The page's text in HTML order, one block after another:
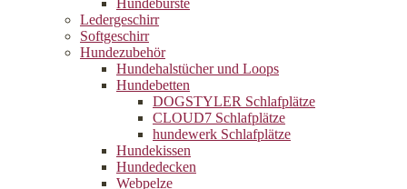
Hundebürste
Ledergeschirr
Softgeschirr
Hundezubehör
Hundehalstücher und Loops
Hundebetten
DOGSTYLER Schlafplätze
CLOUD7 Schlafplätze
hundewerk Schlafplätze
Hundekissen
Hundedecken
Webpelze